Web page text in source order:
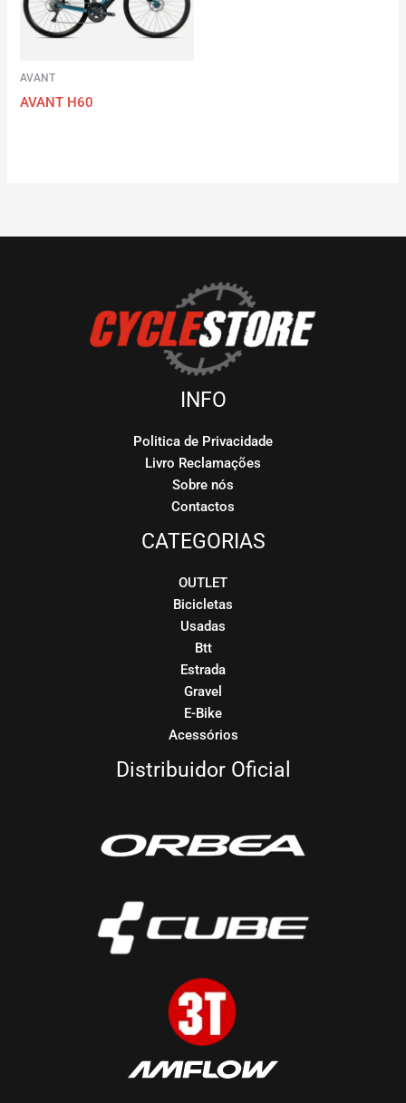
AVANT
AVANT H60
INFO
Politica de Privacidade
Livro Reclamações
Sobre nós
Contactos
CATEGORIAS
OUTLET
Bicicletas
Usadas
Btt
Estrada
Gravel
E-Bike
Acessórios
Distribuidor Oficial